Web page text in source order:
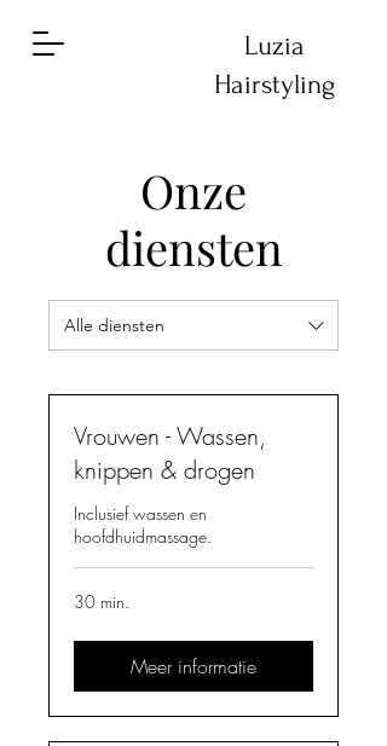
Luzia
Hairstyling
Onze
diensten
Alle diensten
Vrouwen - Wassen,
knippen & drogen
Inclusief wassen en
hoofdhuidmassage.
30 min.
Meer informatie